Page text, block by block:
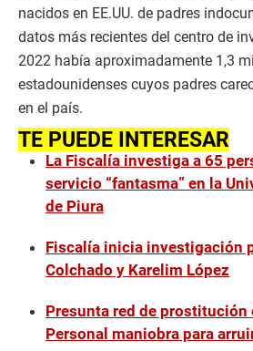
nacidos en EE.UU. de padres
datos más recientes del centro de
2022 había aproximadamente 1,3
estadounidenses cuyos padres
en el país.
TE PUEDE INTERESAR
La Fiscalía investiga a 65
servicio “fantasma” en la
de Piura
Fiscalía inicia investigación
Colchado y Karelim López
Presunta red de prostitución
Personal maniobra para